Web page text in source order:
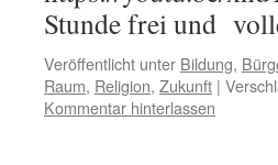
Stunde frei und
Veröffentlicht unter Bildung,
Raum, Religion, Zukunft |
Kommentar hinterlassen